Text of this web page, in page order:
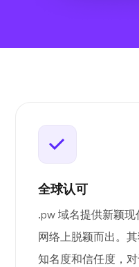
全球认可
.pw 域名提供新颖
网络上脱颖而出。
知名度和信任度，